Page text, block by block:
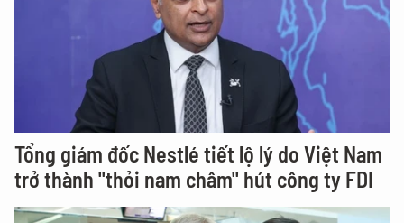
Tổng giám đốc Nestlé tiết lộ lý do Việt Nam
trở thành "thỏi nam châm" hút công ty FDI